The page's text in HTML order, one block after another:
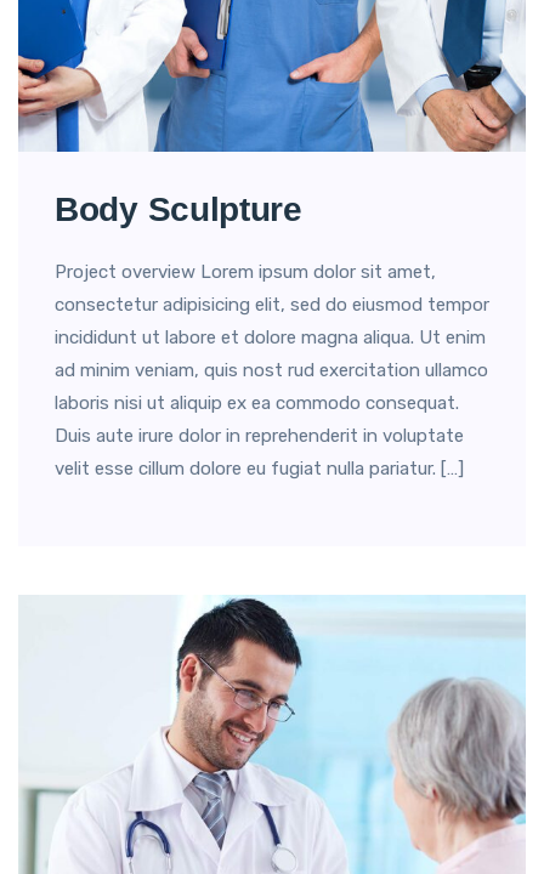
Body Sculpture
Project overview Lorem ipsum dolor sit amet,
consectetur adipisicing elit, sed do eiusmod tempor
incididunt ut labore et dolore magna aliqua. Ut enim
ad minim veniam, quis nost rud exercitation ullamco
laboris nisi ut aliquip ex ea commodo consequat.
Duis aute irure dolor in reprehenderit in voluptate
velit esse cillum dolore eu fugiat nulla pariatur. […]